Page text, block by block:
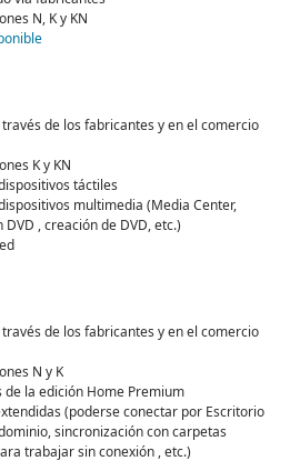
N, K y KN
de los fabricantes y en el comercio
K y KN
táctiles
multimedia (Media Center,
, creación de DVD, etc.)
de los fabricantes y en el comercio
N y K
de la edición Home Premium
(poderse conectar por Escritorio
sincronización con carpetas
trabajar sin conexión , etc.)